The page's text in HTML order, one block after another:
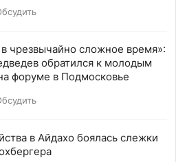
чрезвычайно сложное время»:
обратился к молодым
форуме в Подмосковье
в Айдахо боялась слежки